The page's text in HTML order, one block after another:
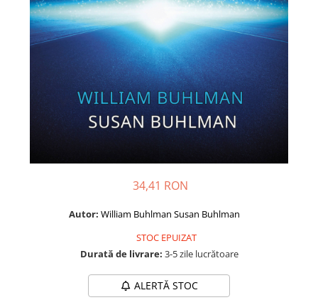
Seria Montauk
Mistere
Seria Chico Xavier
Seria Helena Blavatsky
Oracole
Sănătate
Ficțiune
34,41 RON
Autor: William Buhlman Susan Buhlman
STOC EPUIZAT
Durată de livrare: 3-5 zile lucrătoare
ALERTĂ STOC